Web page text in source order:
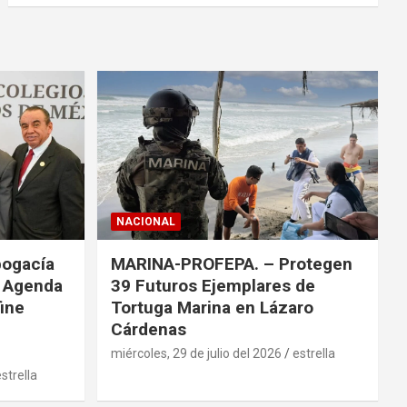
NACIONAL
MARINA-PROFEPA. – Protegen
39 Futuros Ejemplares de
Tortuga Marina en Lázaro
Cárdenas
miércoles, 29 de julio del 2026 estrella